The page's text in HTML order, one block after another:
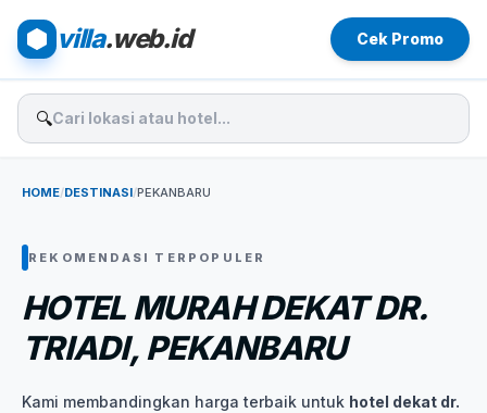
villa.web.id Cek Promo
🔍
HOME/DESTINASI/PEKANBARU
REKOMENDASI TERPOPULER
HOTEL MURAH DEKAT DR.
TRIADI, PEKANBARU
Kami membandingkan harga terbaik untuk hotel dekat dr.